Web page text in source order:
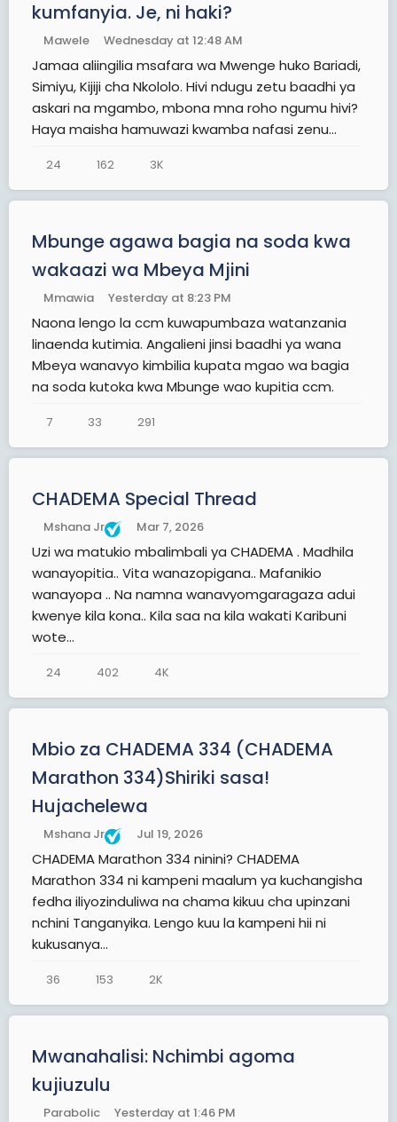
kumfanyia. Je, ni haki?
Mawele Wednesday at 12:48 AM
Jamaa aliingilia msafara wa Mwenge huko Bariadi,
Simiyu, Kijiji cha Nkololo. Hivi ndugu zetu baadhi ya
askari na mgambo, mbona mna roho ngumu hivi?
Haya maisha hamuwazi kwamba nafasi zenu...
24 162 3K
Mbunge agawa bagia na soda kwa
wakaazi wa Mbeya Mjini
Mmawia Yesterday at 8:23 PM
Naona lengo la ccm kuwapumbaza watanzania
linaenda kutimia. Angalieni jinsi baadhi ya wana
Mbeya wanavyo kimbilia kupata mgao wa bagia
na soda kutoka kwa Mbunge wao kupitia ccm.
7 33 291
CHADEMA Special Thread
Mshana Jr Mar 7, 2026
Uzi wa matukio mbalimbali ya CHADEMA . Madhila
wanayopitia.. Vita wanazopigana.. Mafanikio
wanayopa .. Na namna wanavyomgaragaza adui
kwenye kila kona.. Kila saa na kila wakati Karibuni
wote...
24 402 4K
Mbio za CHADEMA 334 (CHADEMA
Marathon 334)Shiriki sasa!
Hujachelewa
Mshana Jr Jul 19, 2026
CHADEMA Marathon 334 ninini? CHADEMA
Marathon 334 ni kampeni maalum ya kuchangisha
fedha iliyozinduliwa na chama kikuu cha upinzani
nchini Tanganyika. Lengo kuu la kampeni hii ni
kukusanya...
36 153 2K
Mwanahalisi: Nchimbi agoma
kujiuzulu
Parabolic Yesterday at 1:46 PM